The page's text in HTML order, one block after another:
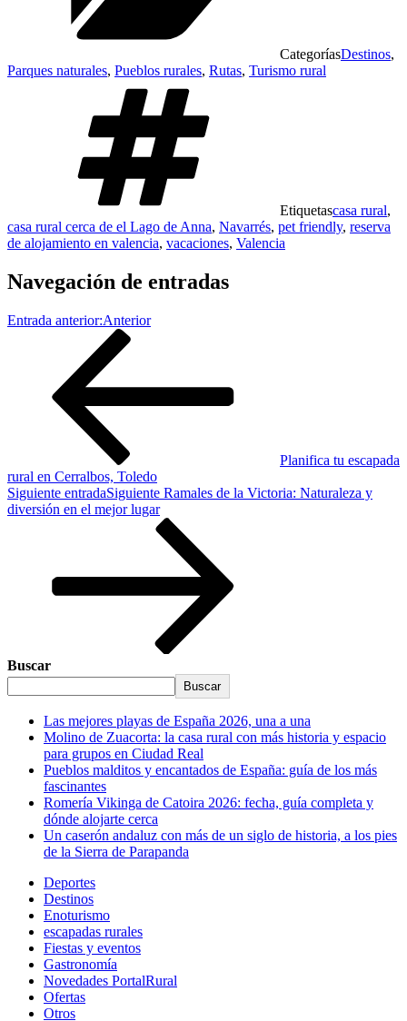
CategoríasDestinos,
Parques naturales, Pueblos rurales, Rutas, Turismo rural
Etiquetascasa rural,
casa rural cerca de el Lago de Anna, Navarrés, pet friendly, reserva
de alojamiento en valencia, vacaciones, Valencia
Navegación de entradas
Entrada anterior:Anterior
Planifica tu escapada
rural en Cerralbos, Toledo
Siguiente entradaSiguiente Ramales de la Victoria: Naturaleza y
diversión en el mejor lugar
Buscar
Buscar
Las mejores playas de España 2026, una a una
Molino de Zuacorta: la casa rural con más historia y espacio
para grupos en Ciudad Real
Pueblos malditos y encantados de España: guía de los más
fascinantes
Romería Vikinga de Catoira 2026: fecha, guía completa y
dónde alojarte cerca
Un caserón andaluz con más de un siglo de historia, a los pies
de la Sierra de Parapanda
Deportes
Destinos
Enoturismo
escapadas rurales
Fiestas y eventos
Gastronomía
Novedades PortalRural
Ofertas
Otros